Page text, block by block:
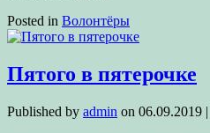
Posted in Волонтёры
Пятого в пятерочке
Published by admin on 06.09.2019 |